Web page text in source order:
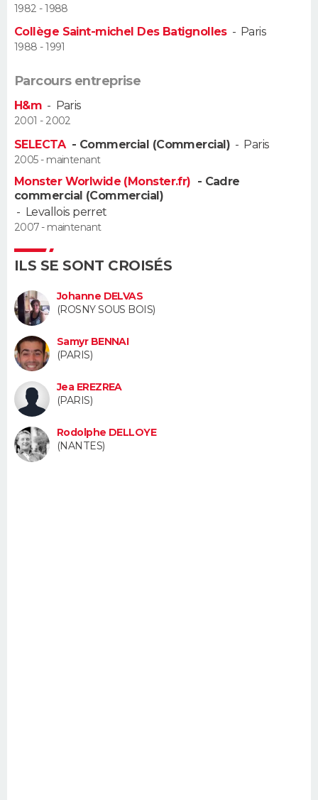
Alimentation
Guide de la santé
Maladies
Médicaments
Sommeil
VOYAGE
GUIDES D'ACHAT
CARTE DE VOEUX
Carte de Noël
Carte Bonne année
Carte Saint-Valentin
Carte Pâques
Carte d'anniversaire
DICTIONNAIRE
Dictionnaire
Biographies
Citations
Expressions
Proverbes
PROGRAMME TV
COPAINS D'AVANT
S'inscrire
Se connecter
Lycées
Collèges
Primaires
Universités
Entreprises
Service militaire
Avis de recherche
AVIS DE DÉCÈS
Bricolage
Lifestyle
Culture
Sport
Auto
Television
Voyage
Cinema
1982 - 1988
Collège Saint-michel Des Batignolles- Paris
1988 - 1991
Parcours entreprise
H&m - Paris
2001 - 2002
SELECTA - Commercial (Commercial)- Paris
2005 - maintenant
Monster Worlwide (Monster.fr) - Cadre
commercial (Commercial)
- Levallois perret
2007 - maintenant
ILS SE SONT CROISÉS
Johanne DELVAS
(ROSNY SOUS BOIS)
Samyr BENNAI
(PARIS)
Jea EREZREA
(PARIS)
Rodolphe DELLOYE
(NANTES)